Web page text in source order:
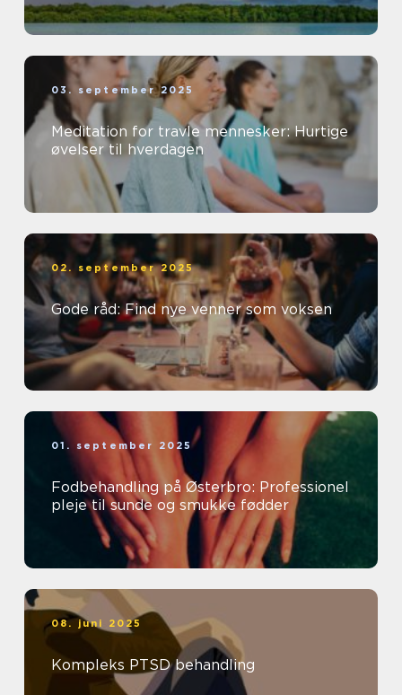
03. september 2025
Meditation for travle mennesker: Hurtige
øvelser til hverdagen
02. september 2025
Gode råd: Find nye venner som voksen
01. september 2025
Fodbehandling på Østerbro: Professionel
pleje til sunde og smukke fødder
08. juni 2025
Kompleks PTSD behandling